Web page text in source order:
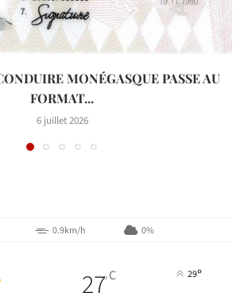
MONÉGASQUE PASSE AU
FORMAT...
6 juillet 2026
0.9km/h 0%
27°C 29°